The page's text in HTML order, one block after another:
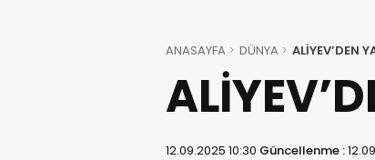
ANASAYFA DÜNYA ALİYEV’DEN
12.09.2025 10:30 Güncellenme :